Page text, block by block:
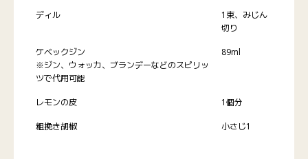
ディル
1束、みじん
切り
ケベックジン
※ジン、ウォッカ、ブランデーなどのスピリッ
ツで代用可能
89ml
レモンの皮 1個分
粗挽き胡椒 小さじ1